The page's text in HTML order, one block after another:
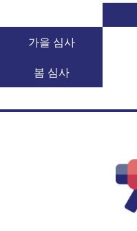
가을 심사
봄 심사